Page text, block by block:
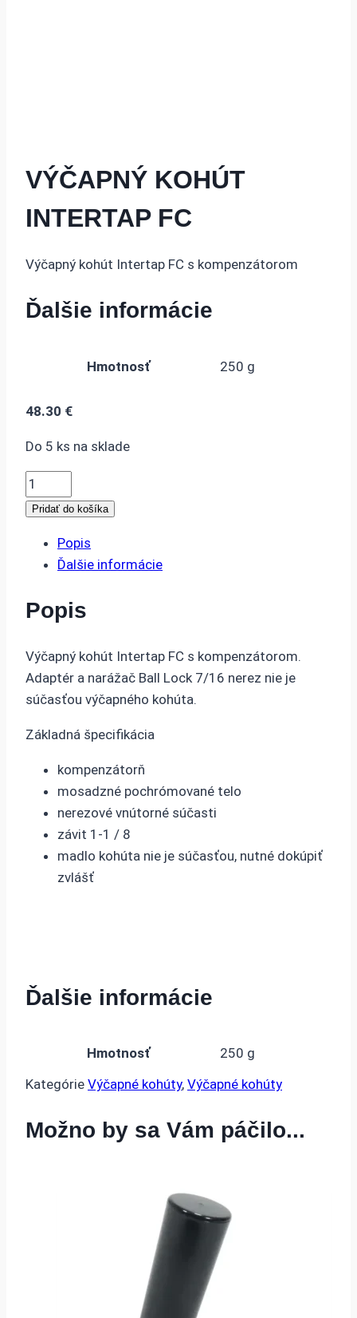
VÝČAPNÝ KOHÚT
INTERTAP FC
Výčapný kohút Intertap FC s kompenzátorom
Ďalšie informácie
Hmotnosť 250 g
48.30 €
Do 5 ks na sklade
množstvo
VÝČAPNÝ
INTERTAP
Pridať do košíka
Popis
Ďalšie informácie
Popis
Výčapný kohút Intertap FC s kompenzátorom.
Adaptér a narážač Ball Lock 7/16 nerez nie je
súčasťou výčapného kohúta.
Základná špecifikácia
kompenzátorň
mosadzné pochrómované telo
nerezové vnútorné súčasti
závit 1-1 / 8
madlo kohúta nie je súčasťou, nutné dokúpiť
zvlášť
Ďalšie informácie
Hmotnosť
250 g
Kategórie Výčapné kohúty, Výčapné kohúty
Možno by sa Vám páčilo...